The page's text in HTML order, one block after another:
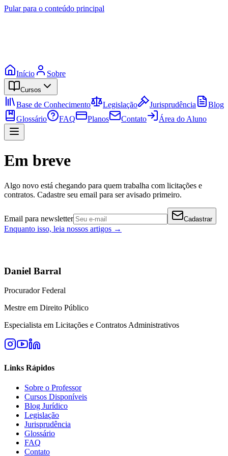
Pular para o conteúdo principal
Início Sobre
Cursos
Base de Conhecimento Legislação Jurisprudência
Blog
Glossário
FAQ Planos Contato Área do Aluno
Em breve
Algo novo está chegando para quem trabalha com licitações e
contratos. Cadastre seu email para ser avisado primeiro.
Email para newsletter Cadastrar
Enquanto isso, leia nossos artigos →
Daniel Barral
Procurador Federal
Mestre em Direito Público
Especialista em Licitações e Contratos Administrativos
Links Rápidos
Sobre o Professor
Cursos Disponíveis
Blog Jurídico
Legislação
Jurisprudência
Glossário
FAQ
Contato